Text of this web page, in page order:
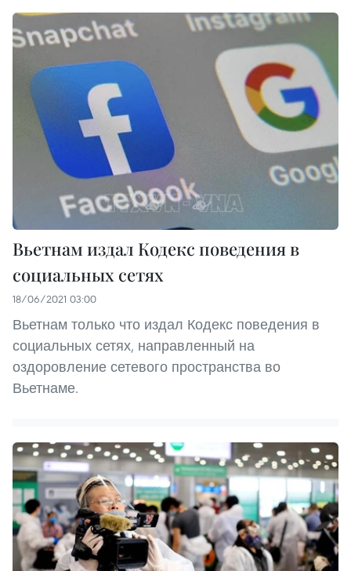
Вьетнам издал Кодекс поведения в
социальных сетях
18/06/2021 03:00
Вьетнам только что издал Кодекс поведения в
социальных сетях, направленный на
оздоровление сетевого пространства во
Вьетнаме.